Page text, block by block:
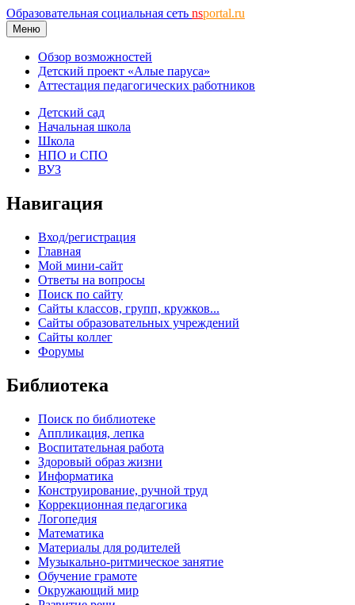
Образовательная социальная сеть nsportal.ru
Меню
Обзор возможностей
Детский проект «Алые паруса»
Аттестация педагогических работников
Детский сад
Начальная школа
Школа
НПО и СПО
ВУЗ
Навигация
Вход/регистрация
Главная
Мой мини-сайт
Ответы на вопросы
Поиск по сайту
Сайты классов, групп, кружков...
Сайты образовательных учреждений
Сайты коллег
Форумы
Библиотека
Поиск по библиотеке
Аппликация, лепка
Воспитательная работа
Здоровый образ жизни
Информатика
Конструирование, ручной труд
Коррекционная педагогика
Логопедия
Математика
Материалы для родителей
Музыкально-ритмическое занятие
Обучение грамоте
Окружающий мир